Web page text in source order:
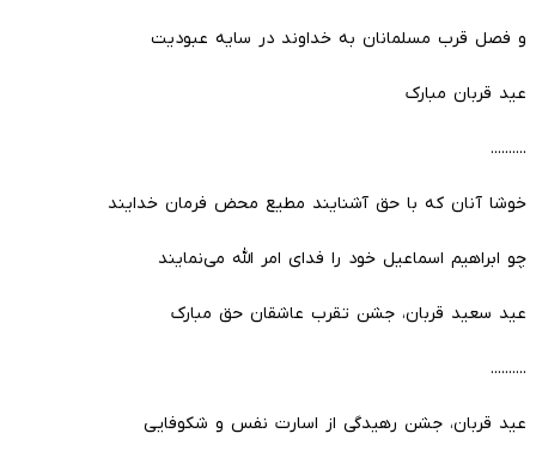
و فصل قرب مسلمانان به خداوند در سایه عبودیت
عید قربان مبارک
..........
خوشا آنان که با حق آشنایند مطیع محض فرمان خدایند
چو ابراهیم اسماعیل خود را فدای امر الله می‌نمایند
عید سعید قربان، جشن تقرب عاشقان حق مبارک
..........
عید قربان، جشن رهیدگی از اسارت نفس و شکوفایی